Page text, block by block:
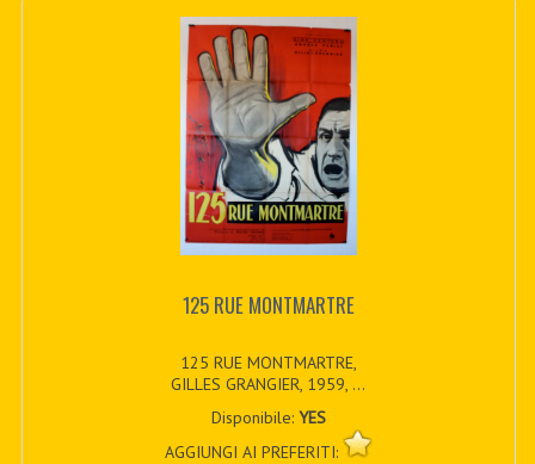
125 RUE MONTMARTRE
125 RUE MONTMARTRE,
GILLES GRANGIER, 1959, ...
Disponibile: YES
AGGIUNGI AI PREFERITI: